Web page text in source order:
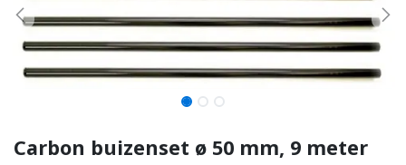
Carbon buizenset ø 50 mm, 9 meter